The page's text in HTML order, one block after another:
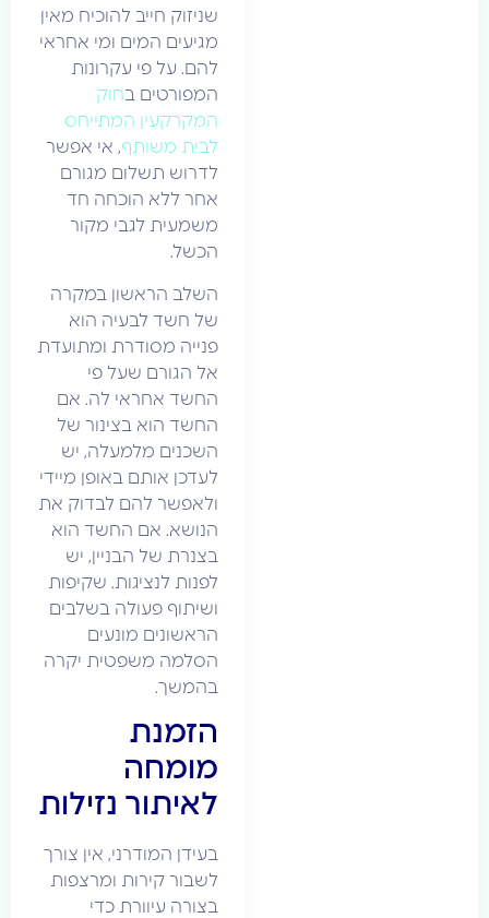
שניזוק חייב להוכיח מאין
מגיעים המים ומי אחראי
להם. על פי עקרונות
המפורטים בחוק
המקרקעין המתייחס
לבית משותף, אי אפשר
לדרוש תשלום מגורם
אחר ללא הוכחה חד
משמעית לגבי מקור
השלב הראשון במקרה
של חשד לבעיה הוא
פנייה מסודרת ומתועדת
אל הגורם שעל פי
החשד אחראי לה. אם
החשד הוא בצינור של
השכנים מלמעלה, יש
לעדכן אותם באופן מיידי
ולאפשר להם לבדוק את
הנושא. אם החשד הוא
בצנרת של הבניין, יש
לפנות לנציגות. שקיפות
ושיתוף פעולה בשלבים
הראשונים מונעים
הסלמה משפטית יקרה
הזמנת
מומחה
לאיתור נזילות
בעידן המודרני, אין צורך
לשבור קירות ומרצפות
בצורה עיוורת כדי